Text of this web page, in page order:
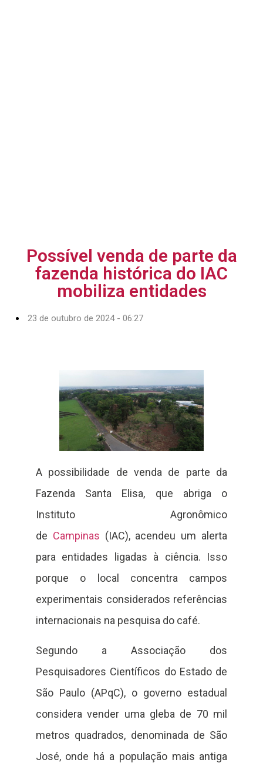
Possível venda de parte da
fazenda histórica do IAC
mobiliza entidades
23 de outubro de 2024 - 06:27
A possibilidade de venda de parte da
Fazenda Santa Elisa, que abriga o
Instituto Agronômico
de Campinas (IAC), acendeu um alerta
para entidades ligadas à ciência. Isso
porque o local concentra campos
experimentais considerados referências
internacionais na pesquisa do café.
Segundo a Associação dos
Pesquisadores Científicos do Estado de
São Paulo (APqC), o governo estadual
considera vender uma gleba de 70 mil
metros quadrados, denominada de São
José, onde há a população mais antiga